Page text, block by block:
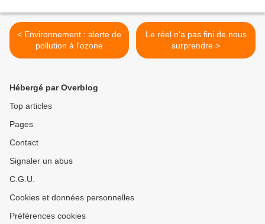
< Environnement : alerte de
pollution à l'ozone
Le réel n'a pas fini de nous
surprendre >
Hébergé par Overblog
Top articles
Pages
Contact
Signaler un abus
C.G.U.
Cookies et données personnelles
Préférences cookies